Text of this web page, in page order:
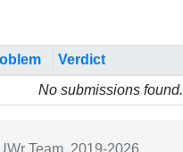
Verdict
No submissions found.
Team, 2019-2026